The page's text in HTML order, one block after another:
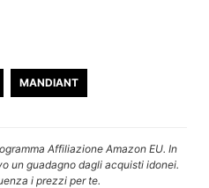
MANDIANT
Affiliazione Amazon EU. In
un guadagno dagli acquisti idonei.
i prezzi per te.